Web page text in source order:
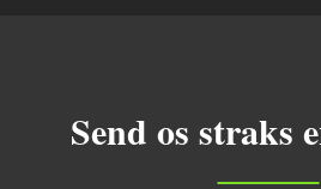
Send os straks